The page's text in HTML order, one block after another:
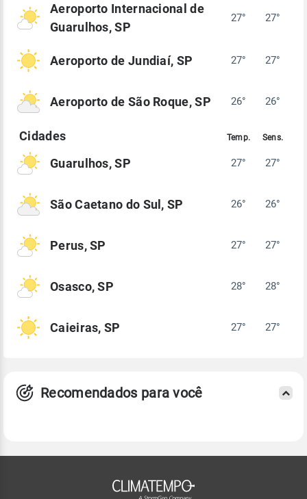
Aeroporto Internacional de
Guarulhos, SP
27° 27°
Aeroporto de Jundiaí, SP 27° 27°
Aeroporto de São Roque, SP 26° 26°
Guarulhos, SP 27° 27°
São Caetano do Sul, SP 26° 26°
Perus, SP 27° 27°
Osasco, SP 28° 28°
Caieiras, SP 27° 27°
Recomendados para você